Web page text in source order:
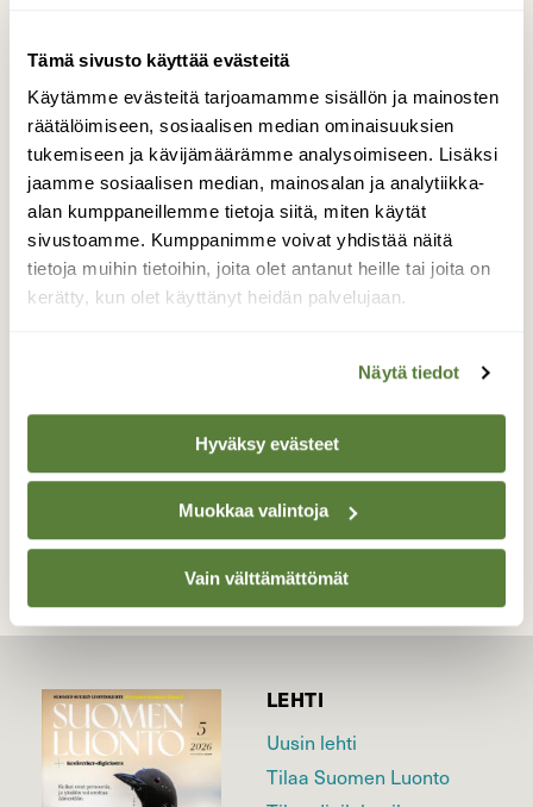
Tämä sivusto käyttää evästeitä
Käytämme evästeitä tarjoamamme sisällön ja mainosten
räätälöimiseen, sosiaalisen median ominaisuuksien
tukemiseen ja kävijämäärämme analysoimiseen. Lisäksi
jaamme sosiaalisen median, mainosalan ja analytiikka-
alan kumppaneillemme tietoja siitä, miten käytät
sivustoamme. Kumppanimme voivat yhdistää näitä
tietoja muihin tietoihin, joita olet antanut heille tai joita on
kerätty, kun olet käyttänyt heidän palvelujaan.
Näytä tiedot
Hyväksy evästeet
Muokkaa valintoja
Vain välttämättömät
Ennen hämärää
Eilen 16.7. kuvatessani puolenyön maisemia -
valon ja varjon ominaisuuksia - Tornionjoella
ja nauttiessa hiljaisuudesta, veteen
molskahti lapintiira, sen pyydystyshetkiä
olen yrittänyt kuvata monesti onnistumatta,
Valokuvaaja: Pirkko Siukonen, Tornio 16.7.2019
TAKAISIN LISTAAN
LEHTI
Uusin lehti
Tilaa Suomen Luonto